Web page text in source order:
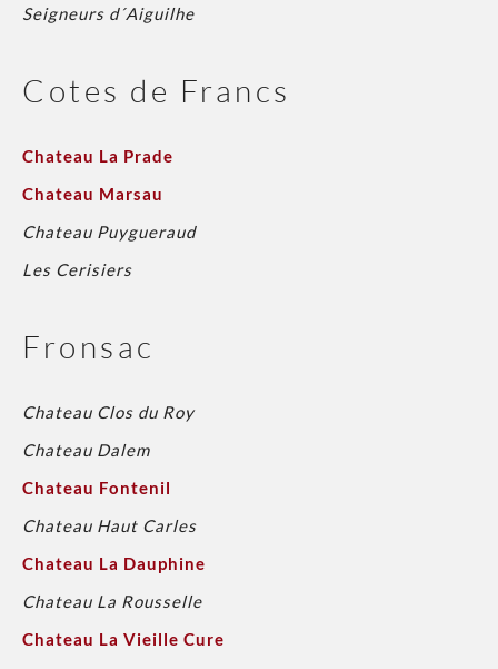
Seigneurs d´Aiguilhe
Cotes de Francs
Chateau La Prade
Chateau Marsau
Chateau Puygueraud
Les Cerisiers
Fronsac
Chateau Clos du Roy
Chateau Dalem
Chateau Fontenil
Chateau Haut Carles
Chateau La Dauphine
Chateau La Rousselle
Chateau La Vieille Cure